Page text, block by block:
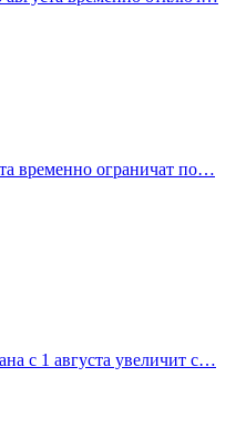
временно ограничат по…
с 1 августа увеличит с…